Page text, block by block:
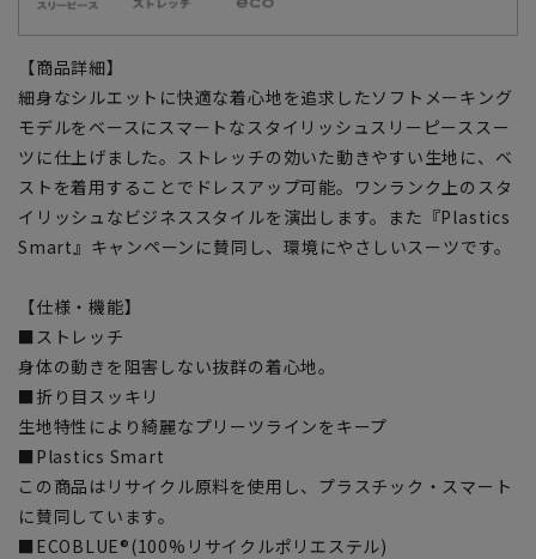
【商品詳細】
細身なシルエットに快適な着心地を追求したソフトメーキング
モデルをベースにスマートなスタイリッシュスリーピーススー
ツに仕上げました。ストレッチの効いた動きやすい生地に、ベ
ストを着用することでドレスアップ可能。ワンランク上のスタ
イリッシュなビジネススタイルを演出します。また『Plastics
Smart』キャンペーンに賛同し、環境にやさしいスーツです。
【仕様・機能】
■ストレッチ
身体の動きを阻害しない抜群の着心地。
■折り目スッキリ
生地特性により綺麗なプリーツラインをキープ
■Plastics Smart
この商品はリサイクル原料を使用し、プラスチック・スマート
に賛同しています。
■ECOBLUE®(100%リサイクルポリエステル)